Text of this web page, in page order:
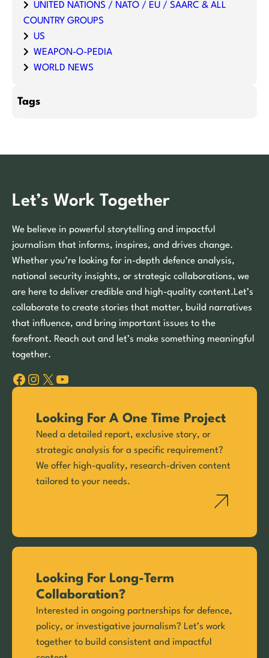
UNITED NATIONS / NATO / EU / SAARC & ALL
COUNTRY GROUPS
US
WEAPON-O-PEDIA
WORLD NEWS
Tags
Let’s Work Together
We believe in powerful storytelling and impactful
journalism that informs, inspires, and drives change.
Whether you’re looking for in-depth defence analysis,
national security insights, or strategic collaborations, we
are here to deliver credible and high-quality content.Let’s
collaborate to create stories that matter, build narratives
that influence, and bring important issues to the
forefront. Reach out and let’s make something meaningful
together.
Facebook Instagram X YouTube
Looking For A One Time Project
Need a detailed report, exclusive story, or
strategic analysis for a specific requirement?
We offer high-quality, research-driven content
tailored to your needs.
Looking For Long-Term
Collaboration?
Interested in ongoing partnerships for defence,
policy, or investigative journalism? Let’s work
together to build consistent and impactful